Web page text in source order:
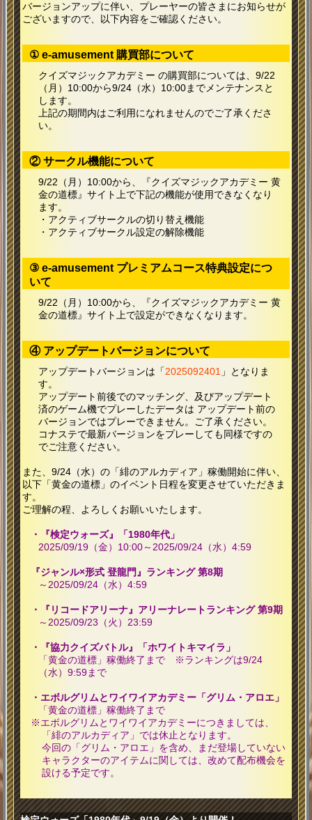
バージョンアップに伴い、プレーヤーの皆さまにお知らせが
ございますので、以下内容をご確認ください。
① e-amusement 購買部について
クイズマジックアカデミー の購買部については、9/22
（月）10:00から9/24（水）10:00までメンテナンスと
します。
上記の期間内はご利用になれませんのでご了承くださ
い。
② サークル機能について
9/22（月）10:00から、『クイズマジックアカデミー 黄
金の道標』サイト上で下記の機能が使用できなくなり
ます。
・アクティブサークルの切り替え機能
・アクティブサークル設定の解除機能
③ e-amusement プレミアムコース特典設定につ
いて
9/22（月）10:00から、『クイズマジックアカデミー 黄
金の道標』サイト上で設定ができなくなります。
④ アップデートバージョンについて
アップデートバージョンは「2025092401 」となりま
す。
アップデート前後でのマッチング、及びアップデート
済のゲーム機でプレーしたデータは アップデート前の
バージョンではプレーできません。ご了承ください。
コナステで最新バージョンをプレーしても同様ですの
でご注意ください。
また、9/24（水）の「緋のアルカディア」稼働開始に伴い、
以下「黄金の道標」のイベント日程を変更させていただきま
す。
ご理解の程、よろしくお願いいたします。
・『検定ウォーズ』「1980年代」
2025/09/19（金）10:00～2025/09/24（水）4:59
『ジャンル×形式 登龍門』ランキング 第8期
～2025/09/24（水）4:59
・『リコードアリーナ』アリーナレートランキング 第9期
～2025/09/23（火）23:59
・『協力クイズバトル』「ホワイトキマイラ」
「黄金の道標」稼働終了まで ※ランキングは9/24
（水）9:59まで
・エボルグリムとワイワイアカデミー「グリム・アロエ」
「黄金の道標」稼働終了まで
※エボルグリムとワイワイアカデミーにつきましては、
「緋のアルカディア」では休止となります。
今回の「グリム・アロエ」を含め、まだ登場していない
キャラクターのアイテムに関しては、改めて配布機会を
設ける予定です。